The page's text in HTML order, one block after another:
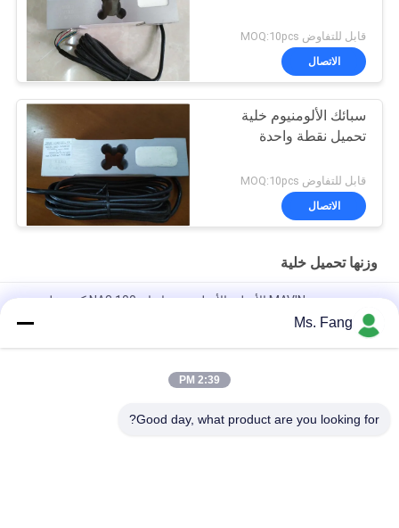
قابل للتفاوض MOQ:10pcs
الاتصال
سبائك الألومنيوم خلية
تحميل نقطة واحدة
قابل للتفاوض MOQ:10pcs
الاتصال
وزنها تحميل خلية
مستشعر وزن MAVIN الأصلي الأصلي من تايوان NA3 100 كجم خلية
تحميل لميزان المقعد
مستشعرات القوة الرقمية وخلايا الحمل NA3 500 كجم
Load Cell L6E3 Aluminum Alloy Electric Scales Weighing
Ms. Fang
2:39 PM
Good day, what product are you looking for?